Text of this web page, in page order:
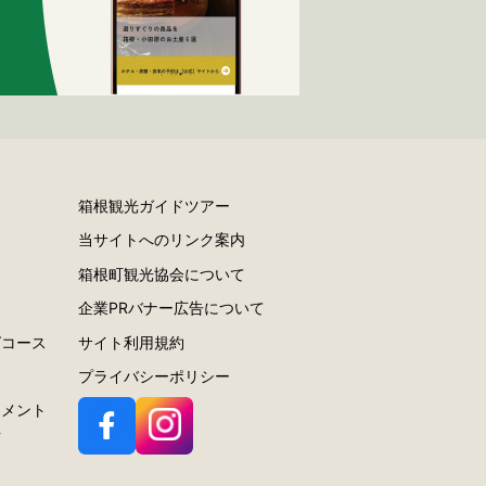
ース
ント
箱根観光ガイドツアー
当サイトへのリンク案内
箱根町観光協会について
企業PRバナー広告について
サイト利用規約
プライバシーポリシー